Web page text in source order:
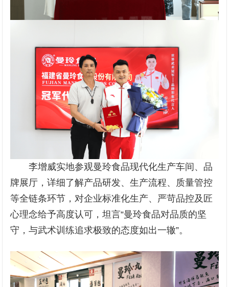
李增威实地参观曼玲食品现代化生产车间、品
牌展厅，详细了解产品研发、生产流程、质量管控
等全链条环节，对企业标准化生产、严苛品控及匠
心理念给予高度认可，坦言“曼玲食品对品质的坚
守，与武术训练追求极致的态度如出一辙”。